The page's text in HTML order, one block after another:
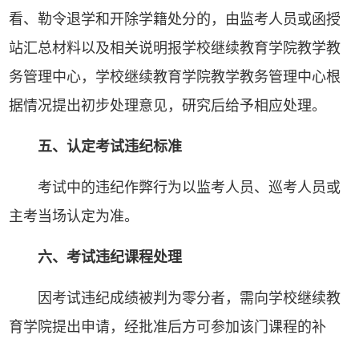
看、勒令退学和开除学籍处分的，由监考人员或函授
站汇总材料以及相关说明报学校继续教育学院教学教
务管理中心，学校继续教育学院教学教务管理中心根
据情况提出初步处理意见，研究后给予相应处理。
五、认定考试违纪标准
考试中的违纪作弊行为以监考人员、巡考人员或
主考当场认定为准。
六、考试违纪课程处理
因考试违纪成绩被判为零分者，需向学校继续教
育学院提出申请，经批准后方可参加该门课程的补